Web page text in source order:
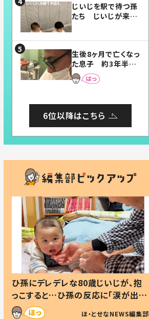
じいじを駅で待つ孫
たち じいじが来た
まらない」「幸せにな
れる」
生後8ヶ月で亡くなっ
た息子 約3年半
後、当時の妻の日記
に書いてあった本音
6位以降はこちら
ひ孫にデレデレな80歳じいじが、抱
っこすると…ひ孫の反応に「涙が出ま
した」「可愛くて仕方ない」
ほ・とせなNEWS編集部